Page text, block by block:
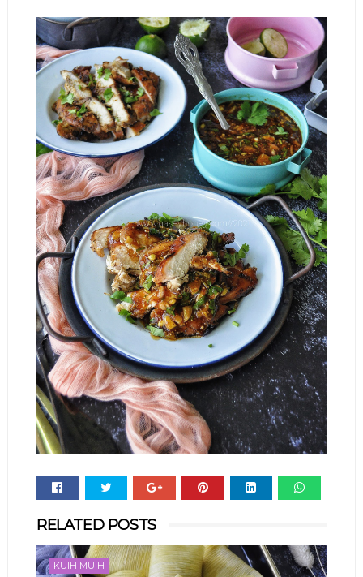
RELATED POSTS
KUIH MUIH